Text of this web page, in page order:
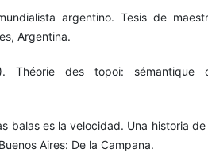
argentino. Tesis de
Argentina.
Théorie des topoi: sémantique
balas es la velocidad. Una historia de
Aires: De la Campana.